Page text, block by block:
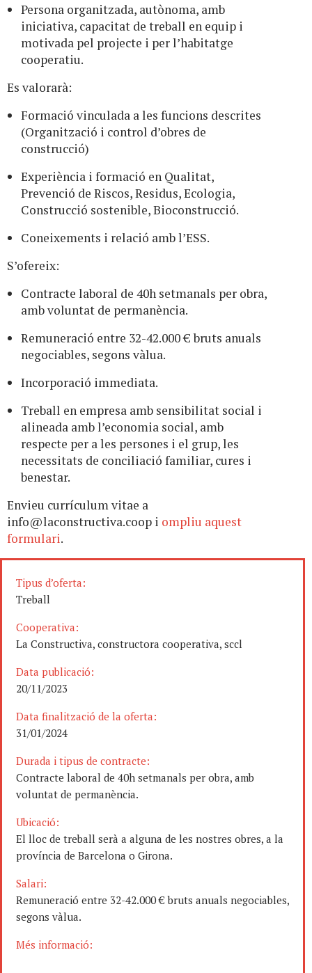
Persona organitzada, autònoma, amb
iniciativa, capacitat de treball en equip i
motivada pel projecte i per l’habitatge
cooperatiu.
Es valorarà:
Formació vinculada a les funcions descrites
(Organització i control d’obres de
construcció)
Experiència i formació en Qualitat,
Prevenció de Riscos, Residus, Ecologia,
Construcció sostenible, Bioconstrucció.
Coneixements i relació amb l’ESS.
S’ofereix:
Contracte laboral de 40h setmanals per obra,
amb voluntat de permanència.
Remuneració entre 32-42.000 € bruts anuals
negociables, segons vàlua.
Incorporació immediata.
Treball en empresa amb sensibilitat social i
alineada amb l’economia social, amb
respecte per a les persones i el grup, les
necessitats de conciliació familiar, cures i
benestar.
Envieu currículum vitae a
info@laconstructiva.coop i ompliu aquest
formulari.
Tipus d’oferta:
Treball
Cooperativa:
La Constructiva, constructora cooperativa, sccl
Data publicació:
20/11/2023
Data finalització de la oferta:
31/01/2024
Durada i tipus de contracte:
Contracte laboral de 40h setmanals per obra, amb
voluntat de permanència.
Ubicació:
El lloc de treball serà a alguna de les nostres obres, a la
província de Barcelona o Girona.
Salari:
Remuneració entre 32-42.000 € bruts anuals negociables,
segons vàlua.
Més informació: